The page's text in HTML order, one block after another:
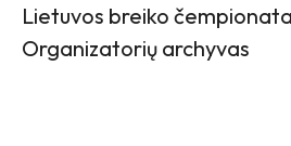
Lietuvos breiko
Organizatorių archyvas